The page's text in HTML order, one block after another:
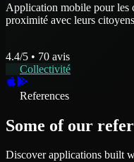
Application mobile pour les
proximité avec leurs
4.4/5 • 70 avis
Collectivité
References
Some of our
Discover applications built